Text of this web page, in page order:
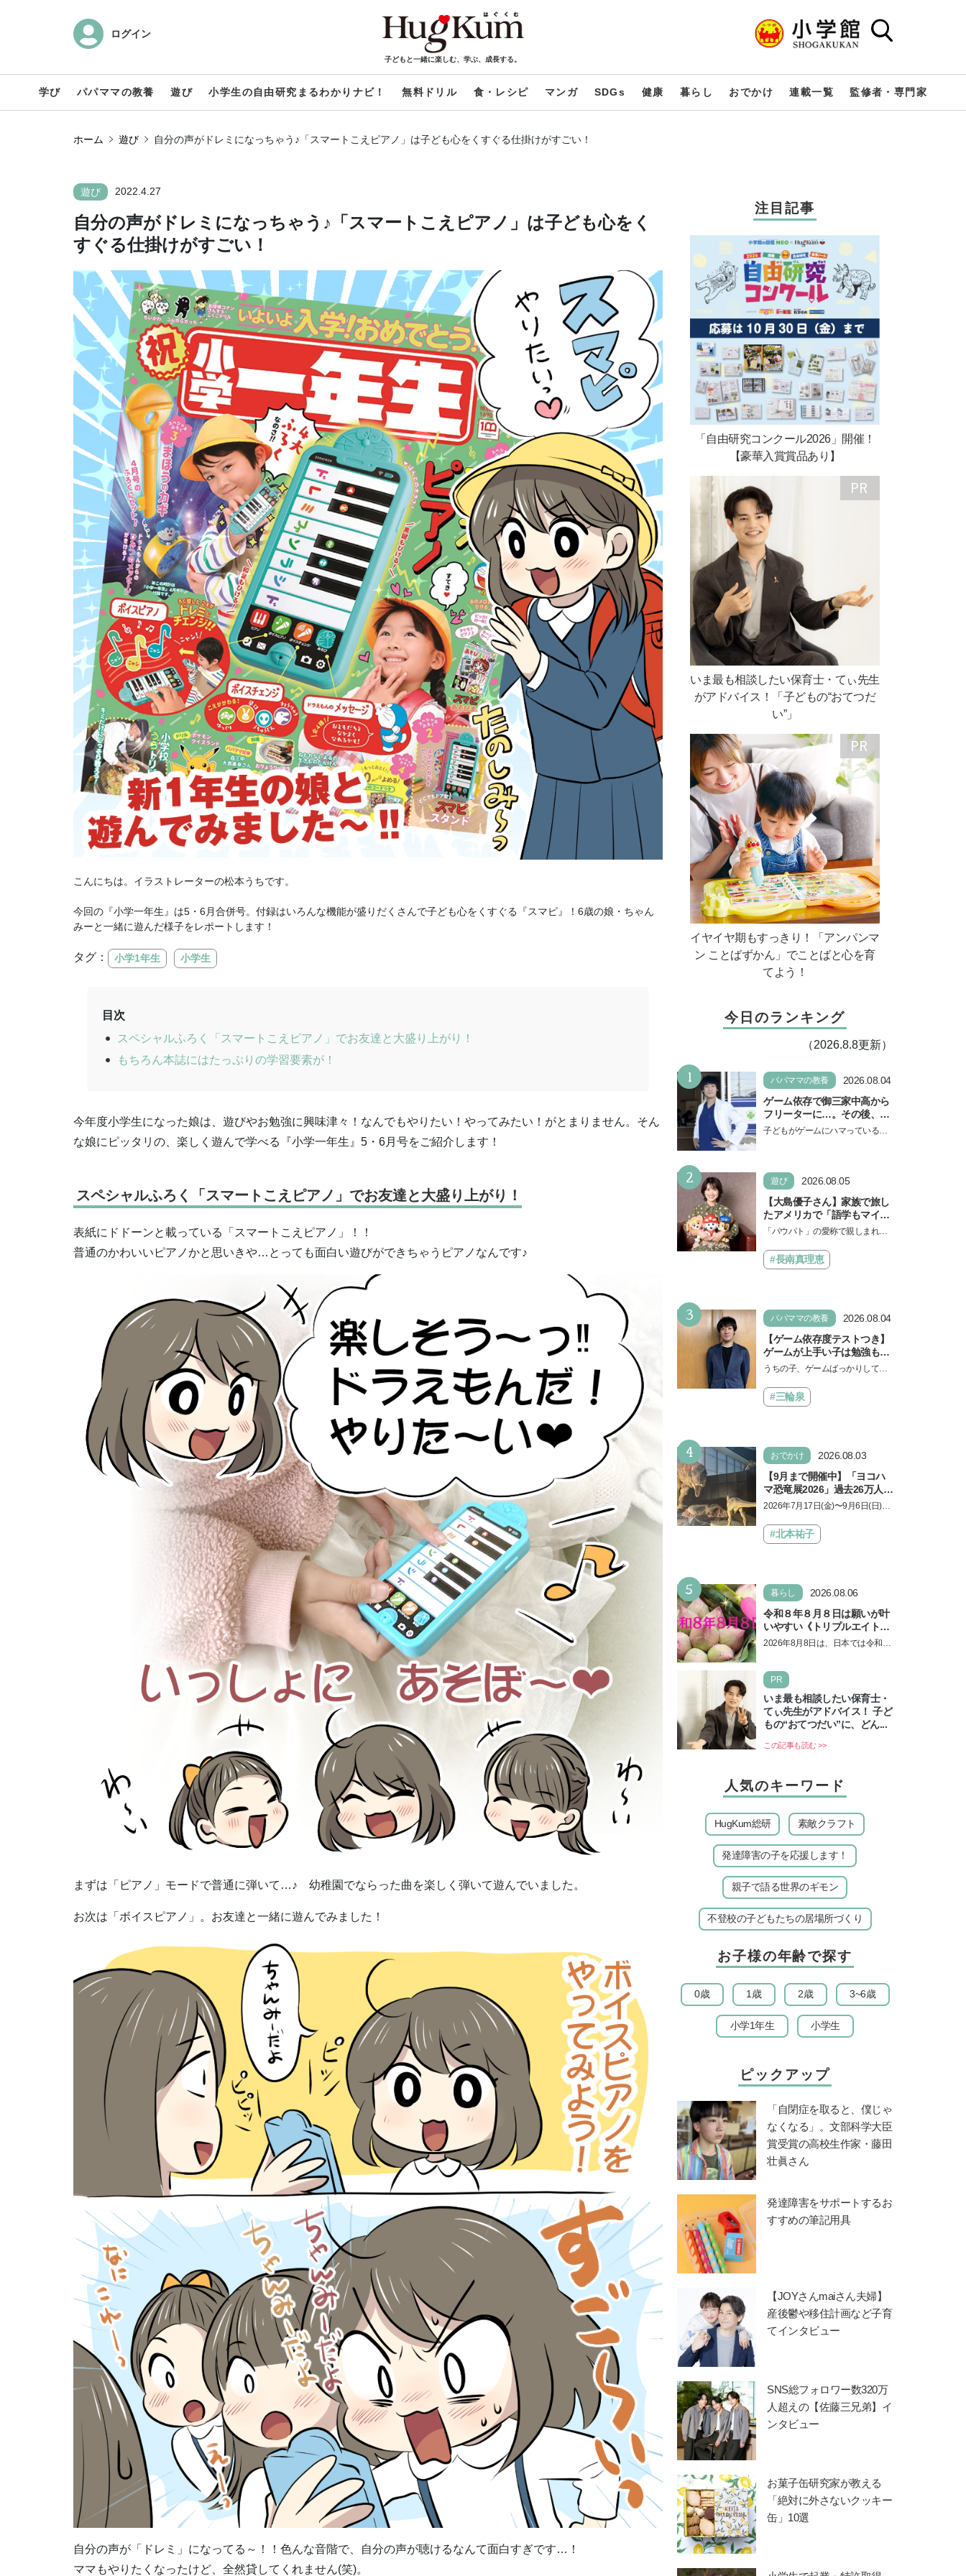
ログイン
子どもと一緒に楽しむ、学ぶ、成長する。
学び パパママの教養 遊び 小学生の自由研究まるわかりナビ！ 無料ドリル 食・レシピ マンガ SDGs 健康 暮らし おでかけ 連載一覧 監修者・専門家
ホーム 遊び 自分の声がドレミになっちゃう♪「スマートこえピアノ」は子ども心をくすぐる仕掛けがすごい！
遊び 2022.4.27
自分の声がドレミになっちゃう♪「スマートこえピアノ」は子ども心をく
すぐる仕掛けがすごい！
こんにちは。イラストレーターの松本うちです。
今回の『小学一年生』は5・6月合併号。付録はいろんな機能が盛りだくさんで子ども心をくすぐる『スマピ』！6歳の娘・ちゃん
みーと一緒に遊んだ様子をレポートします！
タグ： 小学1年生 小学生
目次
スペシャルふろく「スマートこえピアノ」でお友達と大盛り上がり！
もちろん本誌にはたっぷりの学習要素が！
今年度小学生になった娘は、遊びやお勉強に興味津々！なんでもやりたい！やってみたい！がとまりません。そん
な娘にピッタリの、楽しく遊んで学べる『小学一年生』5・6月号をご紹介します！
スペシャルふろく「スマートこえピアノ」でお友達と大盛り上がり！
表紙にドドーンと載っている「スマートこえピアノ」！！
普通のかわいいピアノかと思いきや…とっても面白い遊びができちゃうピアノなんです♪
まずは「ピアノ」モードで普通に弾いて…♪ 幼稚園でならった曲を楽しく弾いて遊んでいました。
お次は「ボイスピアノ」。お友達と一緒に遊んでみました！
自分の声が「ドレミ」になってる～！！色んな音階で、自分の声が聴けるなんて面白すぎです…！
ママもやりたくなったけど、全然貸してくれません(笑)。
注目記事
「自由研究コンクール2026」開催！
【豪華入賞賞品あり】
いま最も相談したい保育士・てぃ先生
がアドバイス！「子どもの“おてつだ
い”」
イヤイヤ期もすっきり！「アンパンマ
ン ことばずかん」でことばと心を育
てよう！
今日のランキング
（2026.8.8更新）
1 パパママの教養
2026.08.04
ゲーム依存で御三家中高から
フリーターに…。その後、医
学部へ逆転合格した現役医師
子どもがゲームにハマっている
2 遊び
2026.08.05
【大島優子さん】家族で旅し
たアメリカで「語学もマイン
ドも！ 子どもの成長はすごか
『パウ・パトロール ザ・ダイ
ノ・ムービー』ではあきらめ
「パウパト」の愛称で親しまれる
の劇場版シリーズ第3弾、映画『パ
ウ・パトロール ザ…
#長南真理恵
3 パパママの教養
2026.08.04
【ゲーム依存度テストつき】
ゲームが上手い子は勉強もで
きる？御三家中高卒でゲーマ
えるゲームしながら受験で勝
つためのメソッド
うちの子、ゲームばっかりしてい
言し、子どもとトラブルになる家
庭は多いもの。でも…
#三輪泉
4 おでかけ
2026.08.03
【9月まで開催中】「ヨコハ
マ恐竜展2026」過去26万人を
動員した恐竜展が9年ぶりに
しむポイントを完全ガイド
2026年7月17日(金)〜9月6日(日)、
「ヨコハマ恐竜展2026〜恐竜の食
卓大図鑑〜」が開催…
#北本祐子
5 暮らし
2026.08.06
令和８年８月８日は願いが叶
いやすい《トリプルエイト》
の日！ 13日の獅子座の新月
2026年8月8日は、日本では令和8
ズゲート」というとって…
PR
いま最も相談したい保育士・
てぃ先生がアドバイス！ 子ど
もの“おてつだい”に、どん...
この記事も読む >>
人気のキーワード
HugKum総研 素敵クラフト
発達障害の子を応援します！
親子で語る世界のギモン
不登校の子どもたちの居場所づくり
お子様の年齢で探す
0歳 1歳 2歳 3~6歳
小学1年生 小学生
ピックアップ
「自閉症を取ると、僕じゃ
なくなる」。文部科学大臣
賞受賞の高校生作家・藤田
壮眞さん
発達障害をサポートするお
すすめの筆記用具
【JOYさんmaiさん夫婦】
産後鬱や移住計画など子育
てインタビュー
SNS総フォロワー数320万
人超えの【佐藤三兄弟】イ
ンタビュー
お菓子缶研究家が教える
「絶対に外さないクッキー
缶」10選